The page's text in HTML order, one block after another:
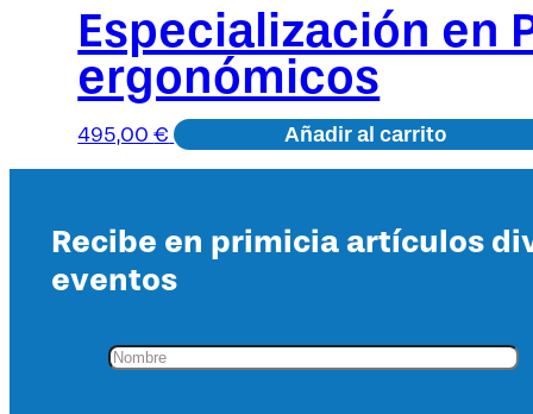
Especialización en
ergonómicos
495,00€ Añadir al carrito
Recibe en primicia artículos
eventos